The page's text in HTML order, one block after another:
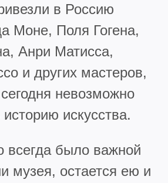
в Россию
Моне, Поля Гогена,
Анри Матисса,
и других мастеров,
невозможно
искусства.
всегда было важной
музея, остается ею и